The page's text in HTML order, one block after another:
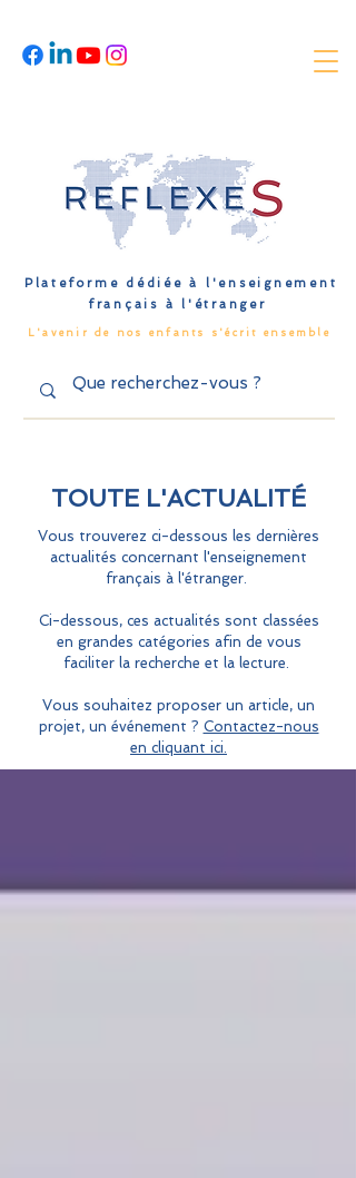
Plateforme dédiée à l'enseignement
français à l'étranger
L'avenir de nos enfants s'écrit ensemble
TOUTE L'ACTUALITÉ
Vous trouverez ci-dessous les dernières
actualités concernant l'enseignement
français à l'étranger.
Ci-dessous, ces actualités sont classées
en grandes catégories afin de vous
faciliter la recherche et la lecture.
Vous souhaitez proposer un article, un
projet, un événement ? Contactez-nous
en cliquant ici.